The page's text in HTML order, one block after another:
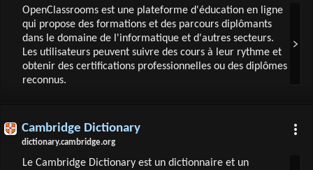
OpenClassrooms est une plateforme d'éducation en ligne
qui propose des formations et des parcours diplômants
dans le domaine de l'informatique et d'autres secteurs.
Les utilisateurs peuvent suivre des cours à leur rythme et
obtenir des certifications professionnelles ou des diplômes
reconnus.
Cambridge Dictionary
dictionary.cambridge.org
Le Cambridge Dictionary est un dictionnaire et un